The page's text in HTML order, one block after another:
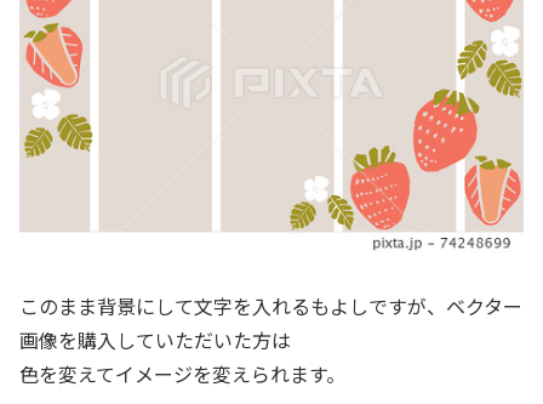
このまま背景にして文字を入れるもよしですが、ベクター
画像を購入していただいた方は
色を変えてイメージを変えられます。